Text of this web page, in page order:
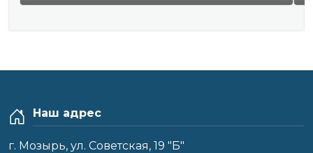
Наш адрес
г. Мозырь, ул. Советская, 19 "Б"